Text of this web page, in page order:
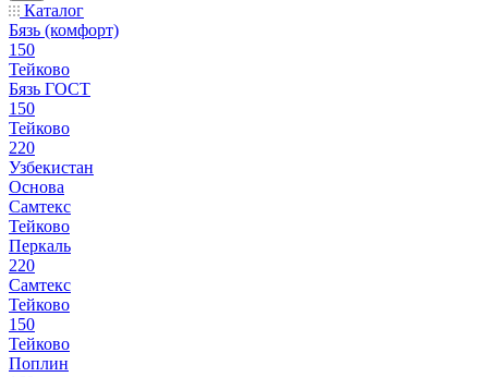
Каталог
Бязь (комфорт)
150
Тейково
Бязь ГОСТ
150
Тейково
220
Узбекистан
Основа
Самтекс
Тейково
Перкаль
220
Самтекс
Тейково
150
Тейково
Поплин